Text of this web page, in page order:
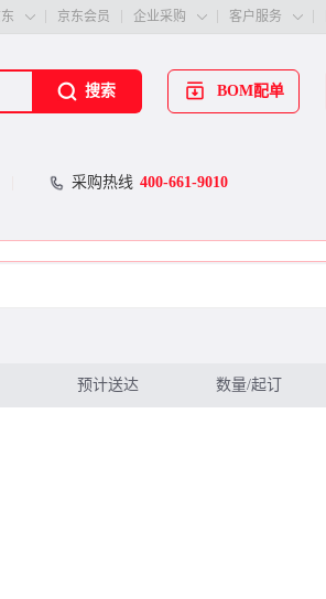
 京东会员 企业采购  客户服务 
搜索 BOM配单
采购热线 400-661-9010
预计送达 数量/起订